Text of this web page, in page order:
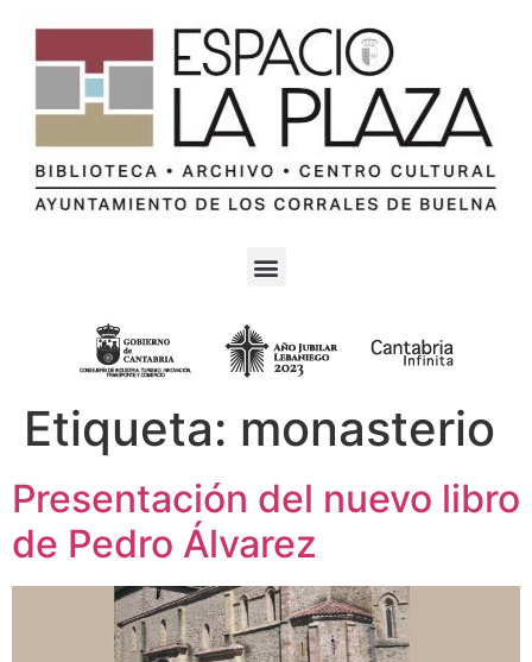
Etiqueta: monasterio
Presentación del nuevo libro
de Pedro Álvarez